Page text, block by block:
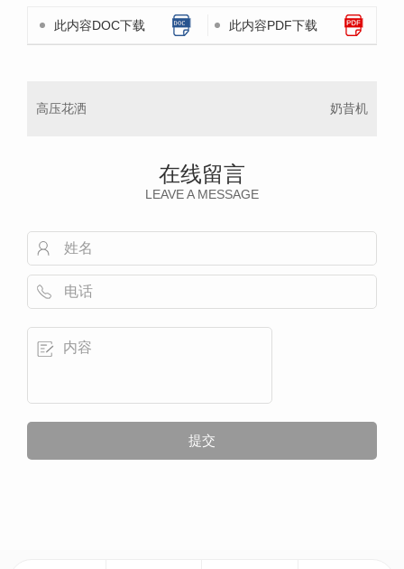
此内容DOC下载 此内容PDF下载
高压花洒 奶昔机
在线留言
LEAVE A MESSAGE